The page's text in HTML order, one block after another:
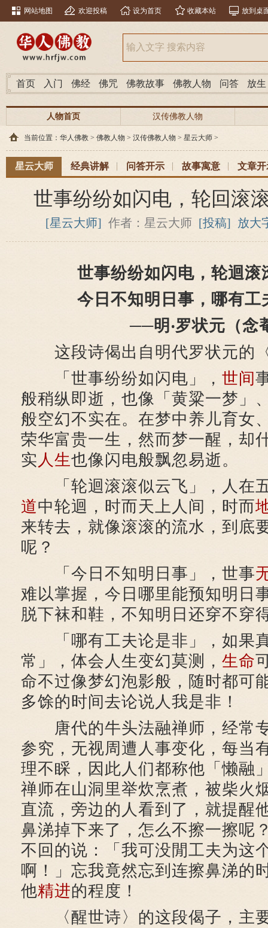
网站地图 欢迎投稿 设为首页 收藏本站 放到桌
首页 入门 佛经 佛咒 佛教故事 佛教人物 问答 放生
人物首页 汉传佛教人物
当前位置： 华人佛教 > 佛教人物 > 汉传佛教人物 > 星云大师 >
星云大师 经典讲解 问答开示 故事寓意 文章开
世事纷纷如闪电，轮回滚
[星云大师] 作者：星云大师 [投稿] 放大
世事纷纷如闪电，轮迴滚
今日不知明日事，哪有工
──明‧罗状元（念
这段诗偈出自明代罗状元的
「世事纷纷如闪电」， 世间
般稍纵即逝，也像「黄粱一梦」
般空幻不实在。在梦中养儿育女
荣华富贵一生，然而梦一醒，却
实 人生也像闪电般飘忽易逝。
「轮迴滚滚似云飞」，人在
道中轮迴，时而天上人间，时而
来转去，就像滚滚的流水，到底
呢？
「今日不知明日事」，世事
难以掌握，今日哪里能预知明日
脱下袜和鞋，不知明日还穿不穿
「哪有工夫论是非」，如果
常」，体会人生变幻莫测， 生命
命不过像梦幻泡影般，随时都可
多馀的时间去论说人我是非！
唐代的牛头法融禅师，经常
参究，无视周遭人事变化，每当
理不睬，因此人们都称他「懒融
禅师在山洞里举炊烹煮，被柴火
直流，旁边的人看到了，就提醒
鼻涕掉下来了，怎么不擦一擦呢
不回的说：「我可没閒工夫为这
啊！」忘我竟然忘到连擦鼻涕的
他精进的程度！
〈醒世诗〉的这段偈子，主